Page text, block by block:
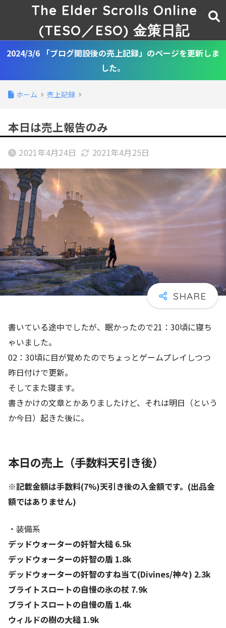
The Elder Scrolls Online
(TESO／ESO) 金策日記
2024/3/6 「ブログ開設後の売上記録」のページを更新しま
した。
ホーム 売上記録
本日は売上報告のみ
2021年4月24日 2021年4月25日
書いている途中でしたが、眠かったので21：30頃に寝ち
ゃいました。
02：30頃に目が覚めたのでちょっとゲームプレイしつつ
昨日付けで更新。
そしてまた寝ます。
書きかけの文章とかありましたけど、それは明日（という
か今日）起きた後に。
本日の売上（手数料天引き後）
※記載金額は手数料(7%)天引き後の入金額です。(出品金
額ではありません)
・装備系
デッドウォーターの奸智大槌 6.5k
デッドウォーターの奸智の盾 1.8k
デッドウォーターの奸智のすね当て(Divines/神々) 2.3k
ブライトスロートの自慢の氷の杖 7.9k
ブライトスロートの自慢の盾 1.4k
ウィルドの樹の大槌 1.9k